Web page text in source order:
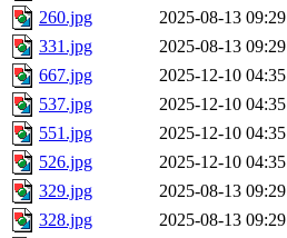
260.jpg
2025-08-13 09:29
331.jpg
2025-08-13 09:29
667.jpg
2025-12-10 04:35
537.jpg
2025-12-10 04:35
551.jpg
2025-12-10 04:35
526.jpg
2025-12-10 04:35
329.jpg
2025-08-13 09:29
328.jpg
2025-08-13 09:29